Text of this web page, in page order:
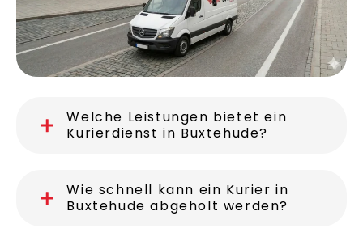
Welche Leistungen bietet ein
Kurierdienst in Buxtehude?
Wie schnell kann ein Kurier in
Buxtehude abgeholt werden?